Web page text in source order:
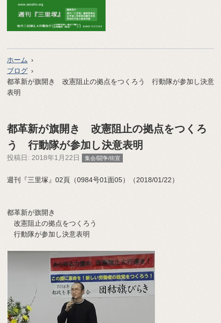
ホーム
ブログ
都革新が旗開き 改憲阻止の拠点をつくろう 行動隊が参加し決意
表明
都革新が旗開き 改憲阻止の拠点をつくろ
う 行動隊が参加し決意表明
投稿日: 2018年1月22日 集会/闘争/街宣
週刊『三里塚』02頁（0984号01面05）（2018/01/22）
都革新が旗開き
改憲阻止の拠点をつくろう
行動隊が参加し決意表明